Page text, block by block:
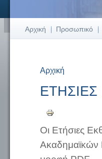
Αρχική Προσωπικό
Είστε εδώ
Αρχική
ΕΤΗΣΙΕΣ
Οι Ετήσιες
Ακαδημαϊκών